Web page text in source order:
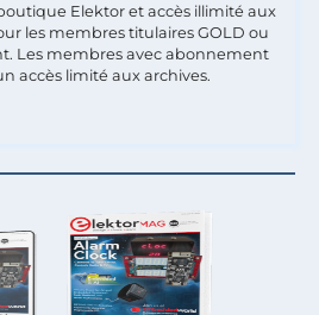
Elektor et accès illimité aux
les membres titulaires GOLD ou
Les membres avec abonnement
accès limité aux archives.